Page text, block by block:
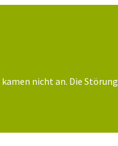
nicht an. Die Störung